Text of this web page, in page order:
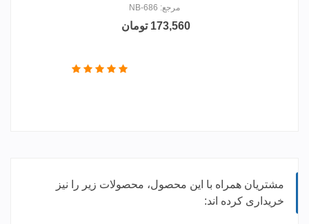
مرجع: NB-686
173,560 تومان
مشتریان همراه با این محصول، محصولات زیر را نیز
خریداری کرده اند: